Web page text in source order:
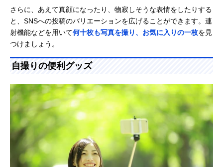
さらに、あえて真顔になったり、物寂しそうな表情をしたりする
と、SNSへの投稿のバリエーションを広げることができます。連
射機能などを用いて何十枚も写真を撮り、お気に入りの一枚を見
つけましょう。
自撮りの便利グッズ